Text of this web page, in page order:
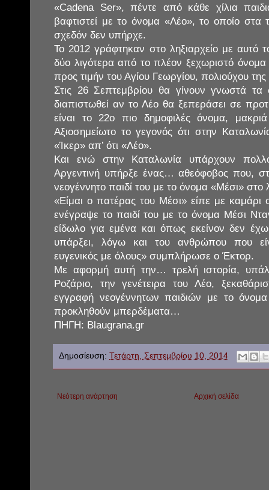
«Cadena Ser», πέντε από κάθε χίλια
βαφτιστεί με το όνομα «Λέο», το οποίο στα
σχεδόν δεν υπήρχε.
Το 2012 γράφτηκαν στο ληξιαρχείο με αυτό
δύο λιγότερα από το πλέον ξεχωριστό όνομα
προς τιμήν του Αγίου Γεωργίου, πολιούχου
Στις 26 Σεπτεμβρίου θα γίνουν γνωστά τα
διαπιστωθεί αν το Λέο θα ξεπεράσει σε
είναι το 22ο πιο δημοφιλές όνομα,
Αξιοσημείωτο το γεγονός ότι στην
«Ίκερ» απ’ ότι «Λέο».
Και ενώ στην Καταλωνία υπάρχουν
Αργεντινή υπήρξε ένας… αθεόφοβος που,
νεογέννητο παιδί του με το όνομα «Μέσι» στο
«Είμαι ο πατέρας του Μέσι» είπε με
ενέγραψε το παιδί του με το όνομα Μέσι
είδωλο για εμένα και όπως εκείνον δεν
υπάρξει, λόγω και του ανθρώπου που
ευγενικός με όλους» συμπλήρωσε ο Έκτορ.
Με αφορμή αυτή την… τρελή ιστορία,
Ροζάριο, την γενέτειρα του Λέο,
εγγραφή νεογέννητων παιδιών με το
προκληθούν μπερδέματα…
ΠΗΓΗ: Blaugrana.gr
Δημοσίευση: Τετάρτη, Σεπτεμβρίου 10, 2014
Νεότερη ανάρτηση Αρχική σελίδα